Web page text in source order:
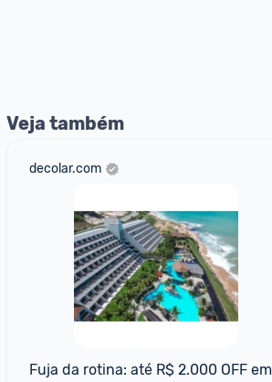
Veja também
decolar.com
Fuja da rotina: até R$ 2.000 OFF em